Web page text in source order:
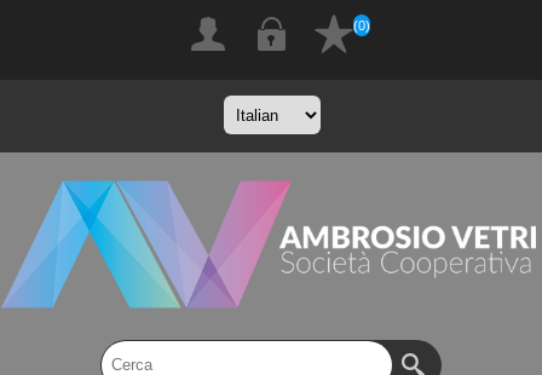
(0)